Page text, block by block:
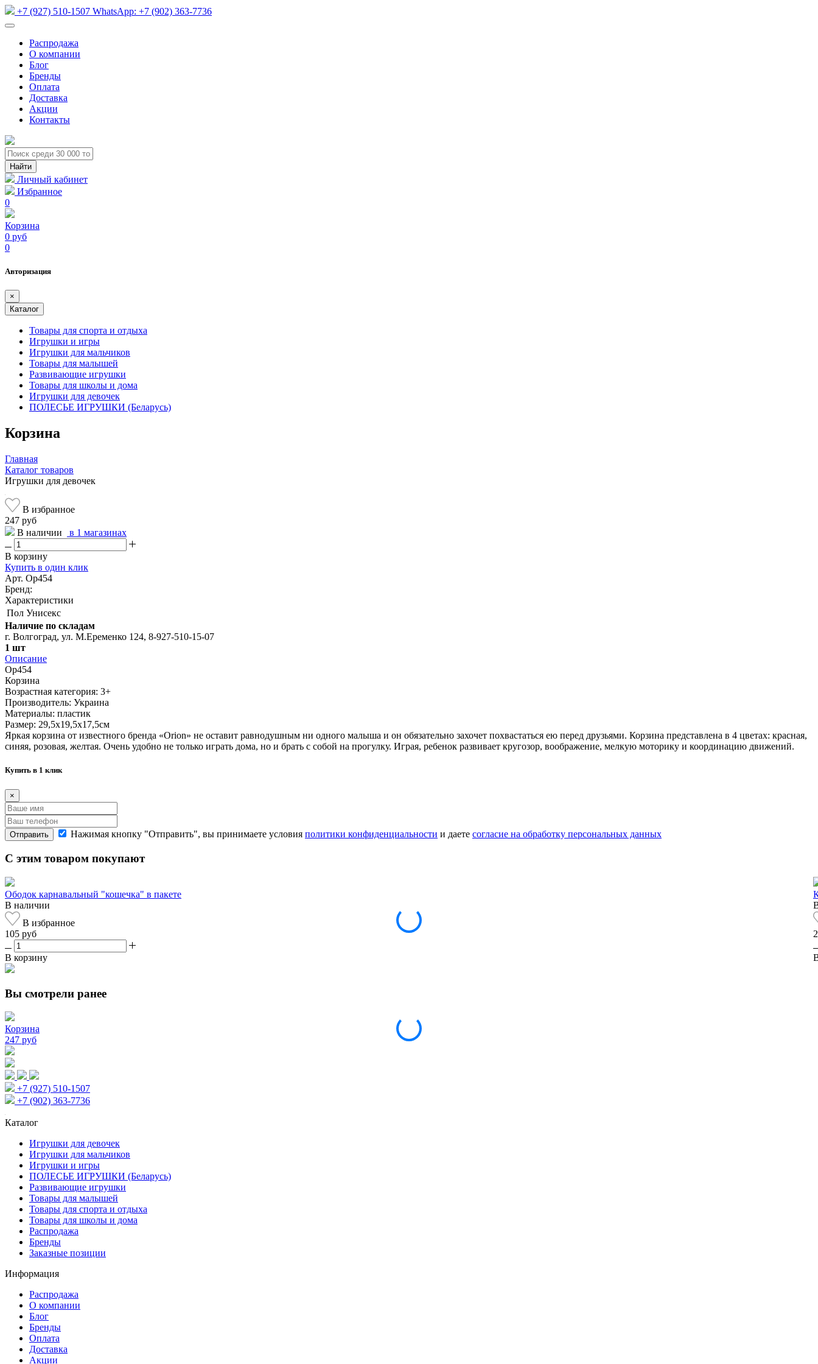
+7 (927) 510-1507 WhatsApp: +7 (902) 363-7736
Распродажа
О компании
Блог
Бренды
Оплата
Доставка
Акции
Контакты
Личный кабинет
Избранное
0
Корзина
0 руб
0
Авторизация
×
Каталог
Товары для спорта и отдыха
Игрушки и игры
Игрушки для мальчиков
Товары для малышей
Развивающие игрушки
Товары для школы и дома
Игрушки для девочек
ПОЛЕСЬЕ ИГРУШКИ (Беларусь)
Корзина
Главная
Каталог товаров
Игрушки для девочек
В избранное
247 руб
В наличии
в 1 магазинах
В корзину
Купить в один клик
Арт. Ор454
Бренд:
Характеристики
Пол Унисекс
Наличие по складам
г. Волгоград, ул. М.Еременко 124, 8-927-510-15-07
1 шт
Описание
Ор454
Корзина
Возрастная категория: 3+
Производитель: Украина
Материалы: пластик
Размер: 29,5x19,5x17,5см
Яркая корзина от известного бренда «Orion» не оставит равнодушным ни одного малыша и он обязательно захочет похвастаться ею перед друзьями. Корзина представлена в 4 цветах: красная,
синяя, розовая, желтая. Очень удобно не только играть дома, но и брать с собой на прогулку. Играя, ребенок развивает кругозор, воображение, мелкую моторику и координацию движений.
Купить в 1 клик
×
Отправить Нажимая кнопку "Отправить", вы принимаете условия политики конфиденциальности и даете согласие на обработку персональных данных
С этим товаром покупают
Ободок карнавальный "кошечка" в пакете
В наличии
В избранное
105 руб
В корзину
Вы смотрели ранее
Корзина
247 руб
+7 (927) 510-1507
+7 (902) 363-7736
Каталог
Игрушки для девочек
Игрушки для мальчиков
Игрушки и игры
ПОЛЕСЬЕ ИГРУШКИ (Беларусь)
Развивающие игрушки
Товары для малышей
Товары для спорта и отдыха
Товары для школы и дома
Распродажа
Бренды
Заказные позиции
Информация
Распродажа
О компании
Блог
Бренды
Оплата
Доставка
Акции